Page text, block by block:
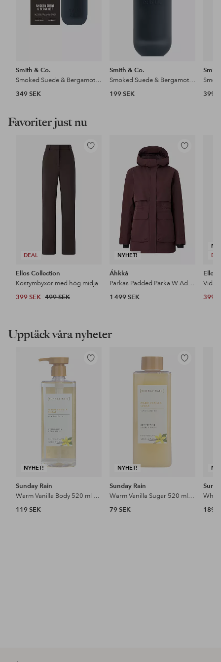
Smith & Co.
Smoked Suede & Bergamot Scented Candle 50H
349 SEK
Smith & Co.
Smoked Suede & Bergamot Room Spray 100Ml
199 SEK
399
Favoriter just nu
DEAL
Lägg
Ellos Collection
Kostymbyxor med hög midja
399 SEK 499 SEK
NYHET!
Lägg
favoriter
Áhkká
Parkas Padded Parka W Adjustable Waist
1 499 SEK
Ellos
399
Upptäck våra nyheter
NYHET!
Lägg
Sunday Rain
Warm Vanilla Body 520 ml Wash
119 SEK
NYHET!
Lägg
Sunday Rain
Warm Vanilla Sugar 520 ml Bubble Bath
79 SEK
189